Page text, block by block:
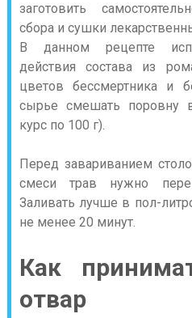
заготовить
сбора и сушки
В данном рецепте
действия состава из
цветов бессмертника и
сырье смешать поровну
курс по 100 г).
Перед завариванием
смеси трав нужно
Заливать лучше в пол-
не менее 20 минут.
Как
отвар